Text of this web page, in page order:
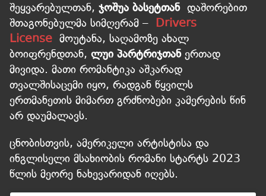
შეყვარებულთან, ჯოშუა ბასეტთანდაშორებით
შთაგონებულმა სიმღერამ – Drivers
License მოუტანა, საღამოზე ახალ
ბოიფრენდთან, ლუი პარტრიჯთანერთად
მივიდა. მათი რომანტიკა აშკარად
თვალშისაცემი იყო, რადგან წყვილს
ერთმანეთის მიმართ გრძნობები კამერების წინ
არ დაუმალავს.
ცნობისთვის, ამერიკელი არტისტისა და
ინგლისელი მსახიობის რომანი სტარტს 2023
წლის მეორე ნახევარიდან იღებს.